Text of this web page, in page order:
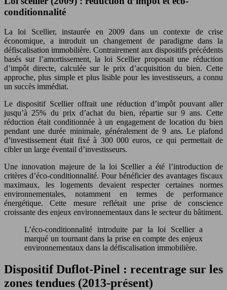
conditionnalité
La loi Scellier, instaurée en 2009 dans un contexte de crise
économique, a introduit un changement de paradigme dans la
défiscalisation immobilière. Contrairement aux dispositifs précédents
basés sur l’amortissement, la loi Scellier proposait une réduction
d’impôt directe, calculée sur le prix d’acquisition du bien. Cette
approche, plus simple et plus lisible pour les investisseurs, a connu
un succès immédiat.
Le dispositif Scellier offrait une réduction d’impôt pouvant aller
jusqu’à 25% du prix d’achat du bien, répartie sur 9 ans. Cette
réduction était conditionnée à un engagement de location du bien
pendant une durée minimale, généralement de 9 ans. Le plafond
d’investissement était fixé à 300 000 euros, ce qui permettait de
cibler un large éventail d’investisseurs.
Une innovation majeure de la loi Scellier a été l’introduction de
critères d’éco-conditionnalité. Pour bénéficier des avantages fiscaux
maximaux, les logements devaient respecter certaines normes
environnementales, notamment en termes de performance
énergétique. Cette mesure reflétait une prise de conscience
croissante des enjeux environnementaux dans le secteur du bâtiment.
L’éco-conditionnalité introduite par la loi Scellier a
marqué un tournant dans la prise en compte des enjeux
environnementaux dans la défiscalisation immobilière.
Dispositif Duflot-Pinel : recentrage sur les
zones tendues (2013-présent)